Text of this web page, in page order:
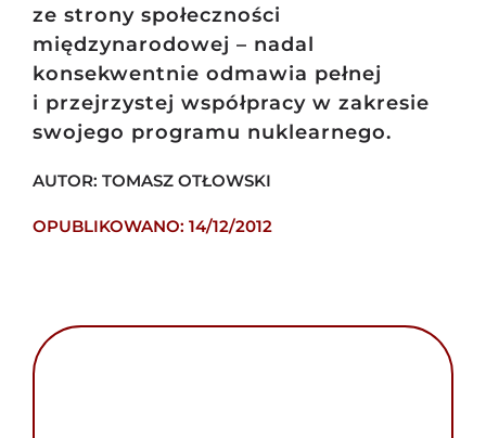
ze strony społeczności
międzynarodowej – nadal
konsekwentnie odmawia pełnej
i przejrzystej współpracy w zakresie
swojego programu nuklearnego.
AUTOR: TOMASZ OTŁOWSKI
OPUBLIKOWANO: 14/12/2012